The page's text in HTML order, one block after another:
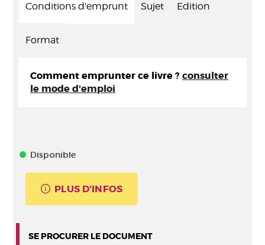
Conditions d'emprunt Sujet Edition
Format
Comment emprunter ce livre ? consulter
le mode d'emploi
Disponible
PLUS D'INFOS
SE PROCURER LE DOCUMENT